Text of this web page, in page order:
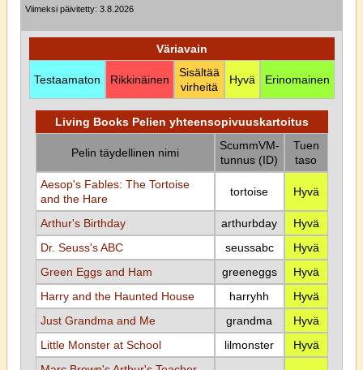
Viimeksi päivitetty: 3.8.2026
Väriavain
Testaamaton Rikkinäinen
Sisältää
virheitä
Hyvä Erinomainen
Living Books Pelien yhteensopivuuskartoitus
Pelin täydellinen nimi
ScummVM-
tunnus (ID)
Tuen
taso
Aesop's Fables: The Tortoise
and the Hare
tortoise Hyvä
Arthur's Birthday arthurbday
Hyvä
Dr. Seuss's ABC
seussabc
Hyvä
Green Eggs and Ham
greeneggs
Hyvä
Harry and the Haunted House
harryhh
Hyvä
Just Grandma and Me
grandma
Hyvä
Little Monster at School
lilmonster
Hyvä